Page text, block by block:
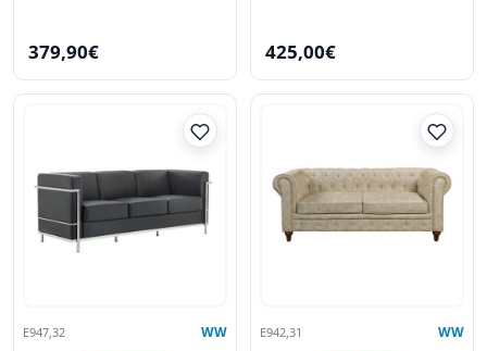
379,90€ 425,00€
E947,32 WW E942,31 WW